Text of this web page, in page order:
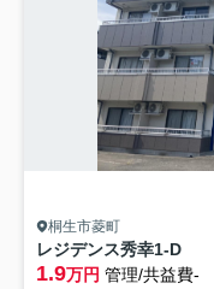
桐生市菱町
レジデンス秀幸1-D
1.9万円 管理/共益費-